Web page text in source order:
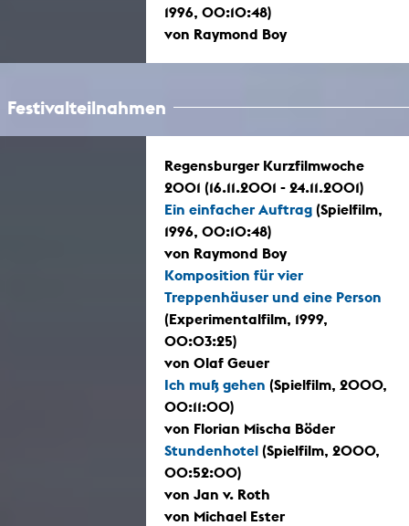
1996, 00:10:48)
von Raymond Boy
Festivalteilnahmen
Regensburger Kurzfilmwoche
2001 (16.11.2001 - 24.11.2001)
Ein einfacher Auftrag (Spielfilm,
1996, 00:10:48)
von Raymond Boy
Komposition für vier
Treppenhäuser und eine Person
(Experimentalfilm, 1999,
00:03:25)
von Olaf Geuer
Ich muß gehen (Spielfilm, 2000,
00:11:00)
von Florian Mischa Böder
Stundenhotel (Spielfilm, 2000,
00:52:00)
von Jan v. Roth
von Michael Ester